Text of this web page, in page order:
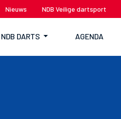
Nieuws NDB Veilige dartsport
NDB DARTS AGENDA